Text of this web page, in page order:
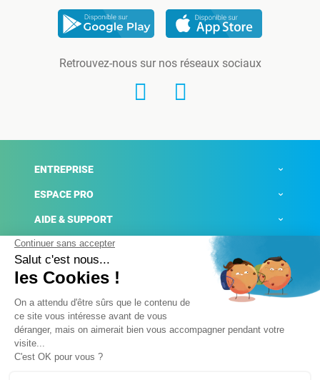
Retrouvez-nous sur nos réseaux sociaux
ENTREPRISE
ESPACE PRO
AIDE & SUPPORT
ACTUALITÉS
Mentions légales